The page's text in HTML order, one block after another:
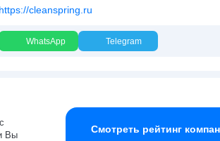
https://cleanspring.ru
WhatsApp Telegram
Вы
Смотреть рейтинг